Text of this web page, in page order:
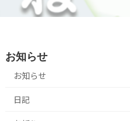
お知らせ
お知らせ
日記